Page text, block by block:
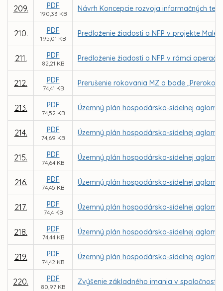
209. PDF
190,33 KB
Návrh Koncepcie rozvoja informačných
210. PDF
195,01 KB
Predloženie žiadosti o NFP v projekte Malé
211. PDF
82,21 KB
Predloženie žiadosti o NFP v rámci
212. PDF
74,41 KB
Prerušenie rokovania MZ o bode
213. PDF
74,52 KB
Územný plán hospodársko-sídelnej
214. PDF
74,69 KB
Územný plán hospodársko-sídelnej
215. PDF
74,64 KB
Územný plán hospodársko-sídelnej
216. PDF
74,45 KB
Územný plán hospodársko-sídelnej
217. PDF
74,4 KB
Územný plán hospodársko-sídelnej
218. PDF
74,44 KB
Územný plán hospodársko-sídelnej
219. PDF
74,42 KB
Územný plán hospodársko-sídelnej
220. PDF
80,97 KB
Zvýšenie základného imania v spoločnosti